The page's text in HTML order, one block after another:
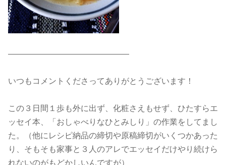
―――――――――――――――
いつもコメントくださってありがとうございます！
この３日間１歩も外に出ず、化粧さえもせず、ひたすらエ
ッセイ本、「おしゃべりなひとみしり」の作業をしてまし
た。（他にレシピ納品の締切や原稿締切がいくつかあった
り、そもそも家事と３人のアレでエッセイだけやり続けら
れないのがもどかしいんですが）